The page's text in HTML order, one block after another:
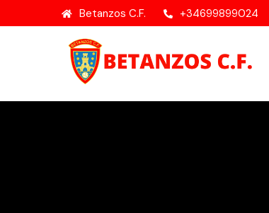
Betanzos C.F. +34699899024